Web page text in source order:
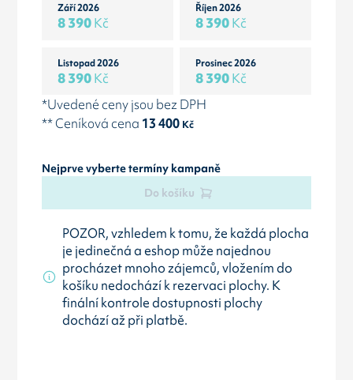
Září 2026
8 390Kč
Říjen 2026
8 390Kč
Listopad 2026
8 390Kč
Prosinec 2026
8 390Kč
*Uvedené ceny jsou bez DPH
** Ceníková cena 13 400Kč
Nejprve vyberte termíny kampaně
Do košíku
POZOR, vzhledem k tomu, že každá plocha
je jedinečná a eshop může najednou
procházet mnoho zájemců, vložením do
košíku nedochází k rezervaci plochy. K
finální kontrole dostupnosti plochy
dochází až při platbě.